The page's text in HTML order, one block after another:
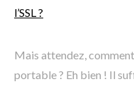
l’SSL ?
Mais attendez,
portable ? Eh bien ! Il